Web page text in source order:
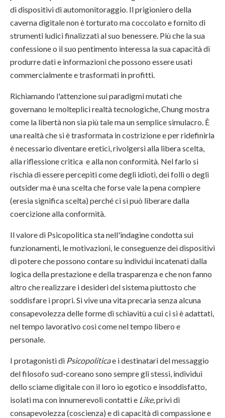
di dispositivi di automonitoraggio. Il prigioniero della
caverna digitale non è torturato ma coccolato e fornito di
strumenti ludici finalizzati al suo benessere. Più che la sua
confessione o il suo pentimento interessa la sua capacità di
produrre dati e informazioni che possono essere usati
commercialmente e trasformati in profitti.
Richiamando l'attenzione sui paradigmi mutati che
governano le molteplici realtà tecnologiche, Chung mostra
come la libertà non sia più tale ma un semplice simulacro. È
una realtà che si è trasformata in costrizione e per ridefinirla
è necessario diventare eretici, rivolgersi alla libera scelta,
alla riflessione critica e alla non conformità. Nel farlo si
rischia di essere percepiti come degli idioti, dei folli o degli
outsider ma è una scelta che forse vale la pena compiere
(eresia significa scelta) perché ci si può liberare dalla
coercizione alla conformità.
Il valore di Psicopolitica sta nell'indagine condotta sui
funzionamenti, le motivazioni, le conseguenze dei dispositivi
di potere che possono contare su individui incatenati dalla
logica della prestazione e della trasparenza e che non fanno
altro che realizzare i desideri del sistema piuttosto che
soddisfare i propri. Si vive una vita precaria senza alcuna
consapevolezza delle forme di schiavitù a cui ci si è adattati,
nel tempo lavorativo così come nel tempo libero e
personale.
I protagonisti di Psicopoliticae i destinatari del messaggio
del filosofo sud-coreano sono sempre gli stessi, individui
dello sciame digitale con il loro io egotico e insoddisfatto,
isolati ma con innumerevoli contatti e Like, privi di
consapevolezza (coscienza) e di capacità di compassione e